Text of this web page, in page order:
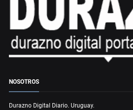
NOSOTROS
Durazno Digital Diario. Uruguay.